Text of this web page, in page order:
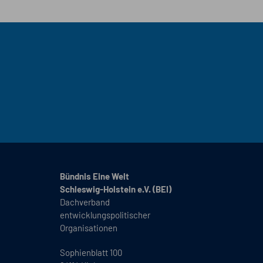
Bündnis Eine Welt
Schleswig-Holstein e.V. (BEI)
Dachverband
entwicklungspolitischer
Organisationen
Sophienblatt 100